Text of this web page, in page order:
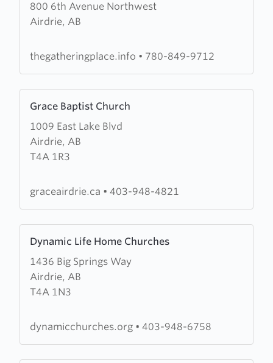
800 6th Avenue Northwest
Airdrie, AB
about
The
Place
thegatheringplace.info • 780-849-9712
Grace Baptist Church
1009 East Lake Blvd
Airdrie, AB
T4A 1R3
more
about
Grace
Baptist
graceairdrie.ca • 403-948-4821
Dynamic Life Home Churches
1436 Big Springs Way
Airdrie, AB
T4A 1N3
more
about
Dynamic
Life
Churches
dynamicchurches.org • 403-948-6758